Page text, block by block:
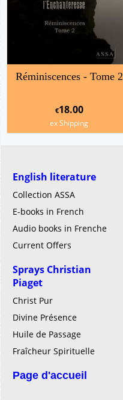
Réminiscences - Tome 2
€18.00
ex Shipping
English literature
Collection ASSA
E-books in French
Audio books in Frenche
Current Offers
Sprays Christian
Piaget
Christ Pur
Divine Présence
Huile de Passage
Fraîcheur Spirituelle
Page d'accueil